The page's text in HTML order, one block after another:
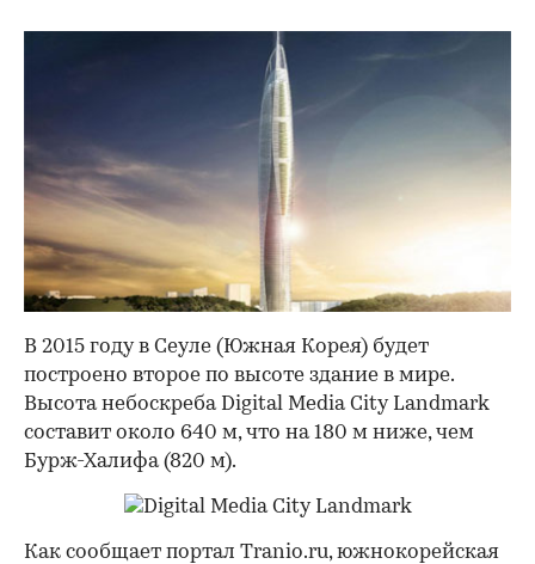
В 2015 году в Сеуле (Южная Корея) будет
построено второе по высоте здание в мире.
Высота небоскреба Digital Media City Landmark
составит около 640 м, что на 180 м ниже, чем
Бурж-Халифа (820 м).
Как сообщает портал Tranio.ru, южнокорейская